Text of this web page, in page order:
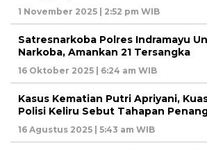
1 November 2025 | 2:52 pm WIB
Satresnarkoba Polres Indramayu
Narkoba, Amankan 21 Tersangka
16 Oktober 2025 | 6:24 am WIB
Kasus Kematian Putri Apriyani,
Polisi Keliru Sebut Tahapan
16 Agustus 2025 | 5:43 am WIB